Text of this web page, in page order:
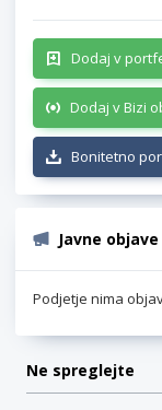
Dodaj v
Dodaj v Bizi
Bonitetno
Javne
Podjetje nima
Ne spreglejte